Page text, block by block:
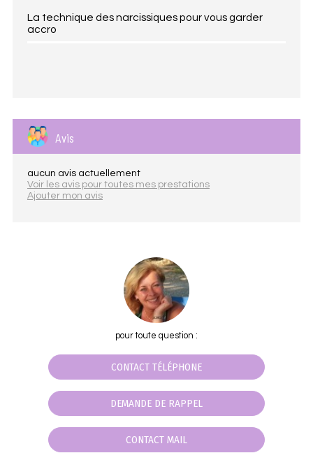
La technique des narcissiques pour vous garder
accro
Avis
aucun avis actuellement
Voir les avis pour toutes mes prestations
Ajouter mon avis
pour toute question :
CONTACT TÉLÉPHONE
DEMANDE DE RAPPEL
CONTACT MAIL